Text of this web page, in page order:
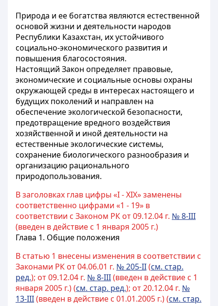
Природа и ее богатства являются естественной
основой жизни и деятельности народов
Республики Казахстан, их устойчивого
социально-экономического развития и
повышения благосостояния.
Настоящий Закон определяет правовые,
экономические и социальные основы охраны
окружающей среды в интересах настоящего и
будущих поколений и направлен на
обеспечение экологической безопасности,
предотвращение вредного воздействия
хозяйственной и иной деятельности на
естественные экологические системы,
сохранение биологического разнообразия и
организацию рационального
природопользования.
В заголовках глав цифры «I - XIX» заменены
соответственно цифрами «1 - 19» в
соответствии с Законом РК от 09.12.04 г. № 8-III
(введен в действие с 1 января 2005 г.)
Глава 1. Общие положения
В статью 1 внесены изменения в соответствии с
Законами РК от 04.06.01 г. № 205-II(см. стар.
ред.); от 09.12.04 г. № 8-III(введен в действие с 1
января 2005 г.) (см. стар. ред.); от 20.12.04 г. №
13-III(введен в действие с 01.01.2005 г.) (см. стар.